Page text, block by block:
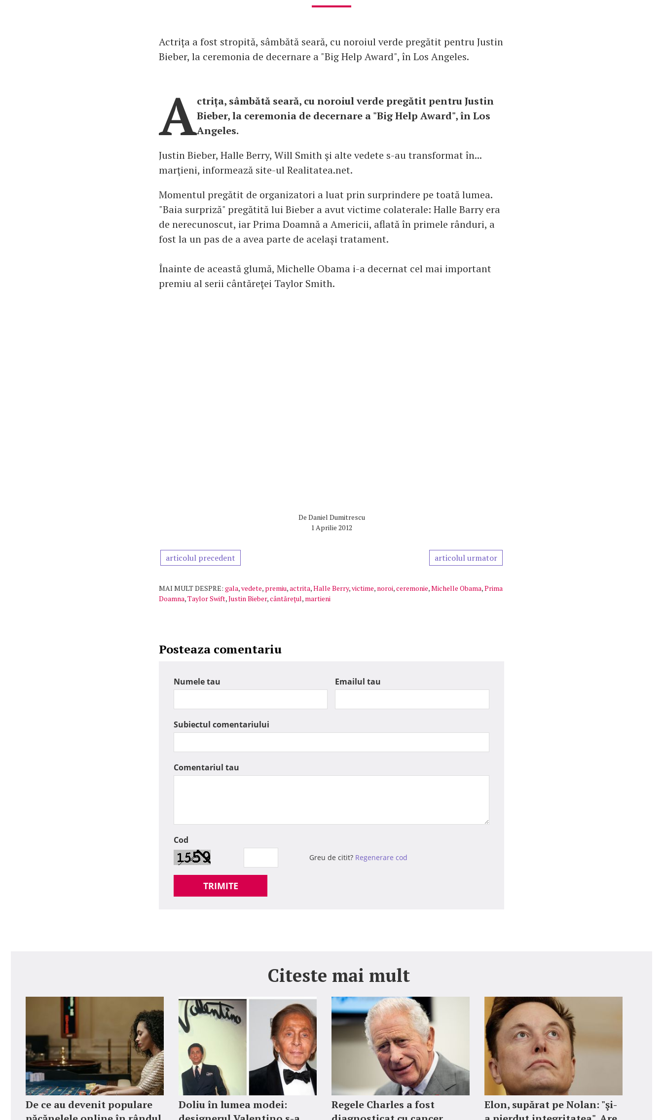
Actrița a fost stropită, sâmbătă seară, cu noroiul verde pregătit pentru Justin
Bieber, la ceremonia de decernare a "Big Help Award", în Los Angeles.
Actrița, sâmbătă seară, cu noroiul verde pregătit pentru Justin
Bieber, la ceremonia de decernare a "Big Help Award", în Los
Angeles.
Justin Bieber, Halle Berry, Will Smith şi alte vedete s-au transformat în...
marţieni, informează site-ul Realitatea.net.
Momentul pregătit de organizatori a luat prin surprindere pe toată lumea.
"Baia surpriză" pregătită lui Bieber a avut victime colaterale: Halle Barry era
de nerecunoscut, iar Prima Doamnă a Americii, aflată în primele rânduri, a
fost la un pas de a avea parte de același tratament.
Înainte de această glumă, Michelle Obama i-a decernat cel mai important
premiu al serii cântăreţei Taylor Smith.
De Daniel Dumitrescu
1 Aprilie 2012
articolul precedent articolul urmator
MAI MULT DESPRE: gala,vedete, premiu,actrita,Halle Berry,victime, noroi,ceremonie,Michelle Obama,Prima
Doamna,Taylor Swift,Justin Bieber,cântăreţul, martieni
Posteaza comentariu
Numele tau Emailul tau
Subiectul comentariului
Comentariul tau
Cod
Greu de citit? Regenerare cod
TRIMITE
Citeste mai mult
De ce au devenit populare
Doliu în lumea modei:
Regele Charles a fost
Elon, supărat pe Nolan: "şi-